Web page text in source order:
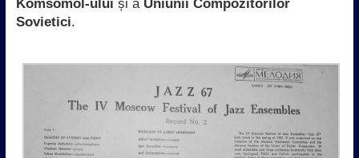
Komsomol-ului și a Uniunii Compozitorilor
Sovietici.